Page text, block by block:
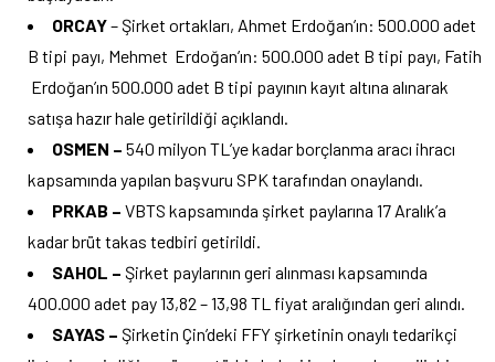
ORCAY– Şirket ortakları, Ahmet Erdoğan’ın: 500.000 adet
B tipi payı, Mehmet Erdoğan’ın: 500.000 adet B tipi payı, Fatih
Erdoğan’ın 500.000 adet B tipi payının kayıt altına alınarak
satışa hazır hale getirildiği açıklandı.
OSMEN – 540 milyon TL’ye kadar borçlanma aracı ihracı
kapsamında yapılan başvuru SPK tarafından onaylandı.
PRKAB – VBTS kapsamında şirket paylarına 17 Aralık’a
kadar brüt takas tedbiri getirildi.
SAHOL – Şirket paylarının geri alınması kapsamında
400.000 adet pay 13,82 – 13,98 TL fiyat aralığından geri alındı.
SAYAS – Şirketin Çin’deki FFY şirketinin onaylı tedarikçi